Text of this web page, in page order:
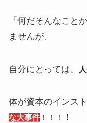
「何だそんなこと
ませんが、
自分にとっては、
体が資本のインス
な大事件！！！ ！